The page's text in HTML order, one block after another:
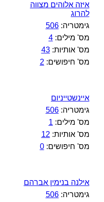
איזה אלוהים מצווה
להרוג
גימטריה:506
מס' מילים:4
מס' אותיות:43
מס' חיפושים: 2
איינשטייניום
גימטריה:506
מס' מילים: 1
מס' אותיות: 12
מס' חיפושים:0
אילנה בנימין אברהם
גימטריה:506